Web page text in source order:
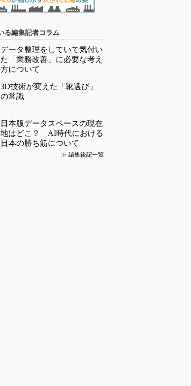
る編集記者コラム
データ整理をしていて気付い
た「業務改善」に必要な考え
方について
3D技術が変えた「靴選び」
の常識
日本版データスペースの現在
地はどこ？ AI時代における
日本の勝ち筋について
≫ 編集後記一覧